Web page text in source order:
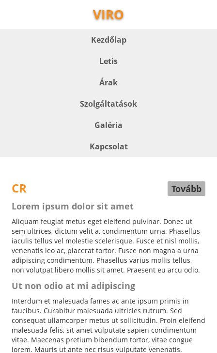
VIRO
Kezdőlap
Letis
Árak
Szolgáltatások
Galéria
Kapcsolat
CR
Tovább
Lorem ipsum dolor sit amet
Aliquam feugiat metus eget eleifend pulvinar. Donec ut
sem ultrices, dictum velit a, condimentum urna. Phasellus
iaculis tellus vel molestie scelerisque. Fusce et nisl mollis,
venenatis leo ac, placerat tortor. Fusce non magna a urna
adipiscing condimentum. Phasellus varius mollis tellus,
non volutpat libero mollis sit amet. Praesent eu arcu odio.
Ut non odio at mi adipiscing
Interdum et malesuada fames ac ante ipsum primis in
faucibus. Curabitur malesuada ultricies rutrum. Sed
consequat ullamcorper metus ut sollicitudin. Proin eleifend
malesuada felis, sit amet vulputate sapien condimentum
vitae. Maecenas pretium bibendum tortor, vitae congue
lorem. Mauris ut ante nec risus vulputate venenatis.